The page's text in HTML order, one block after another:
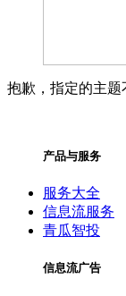
抱歉，指定的主
产品与服务
服务大全
信息流服务
青瓜智投
信息流广告